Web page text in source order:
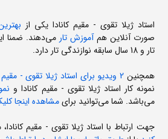
استاد ژیلا تقوی - مقیم کانادا یکی از
صورت آنلاین همآموزش تار
تار و 18 سال سابقه نوازندگی تار دارد.
همچنین2 ویدیو برای استاد ژیلا تقوی - مقیم کانادا
نمونه کار استاد ژیلا تقوی - مقیم کانادا و
می‌باشد. شما می‌توانید برایمشاهده اینجا
جهت ارتباط با استاد ژیلا تقوی - مقیم کانادا،